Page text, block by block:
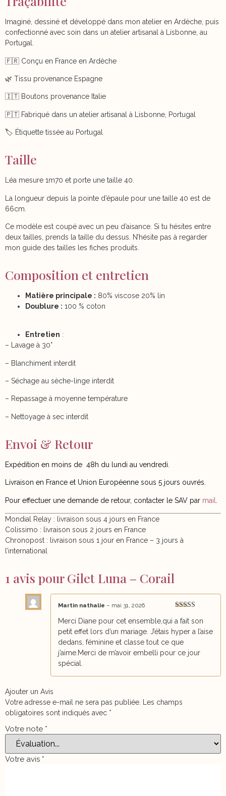
Imaginé, dessiné et développé dans mon atelier en Ardèche, puis
confectionné avec soin dans un atelier artisanal à Lisbonne, au
Portugal.
🇫🇷 Conçu en France en Ardèche
🌿 Tissu provenance Espagne
🇮🇹 Boutons provenance Italie
🇵🇹 Fabriqué dans un atelier artisanal à Lisbonne, Portugal
🏷️ Étiquette tissée au Portugal
Taille
Léa mesure 1m70 et porte une taille 40.
La longueur depuis la pointe d’épaule pour une taille 40 est de
66cm.
Ce modèle est coupé avec un peu d’aisance. Si tu hésites entre
deux tailles, prends la taille du dessus. N’hésite pas à regarder
mon guide des tailles les fiches produits.
Composition et entretien
Matière principale : 80% viscose 20% lin
Doublure : 100 % coton
Entretien :
– Lavage à 30°
– Blanchiment interdit
– Séchage au sèche-linge interdit
– Repassage à moyenne température
– Nettoyage à sec interdit
Envoi & Retour
Expédition en moins de 48h du lundi au vendredi.
Livraison en France et Union Européenne sous 5 jours ouvrés.
Pour effectuer une demande de retour, contacter le SAV par mail
Mondial Relay : livraison sous 4 jours en France
Colissimo : livraison sous 2 jours en France
Chronopost : livraison sous 1 jour en France – 3 jours à
l’international
1 avis pourGilet Luna – Corail
Martin nathalie – mai 31, 2026
Merci Diane pour cet ensemble,qui a fait son
petit effet lors d’un mariage. J’étais hyper a l’aise
dedans, féminine et classe tout ce que
j’aime.Merci de m’avoir embelli pour ce jour
spécial.
Ajouter un Avis
Votre adresse e-mail ne sera pas publiée.
Les champs
obligatoires sont indiqués avec *
Votre note *
Votre avis *